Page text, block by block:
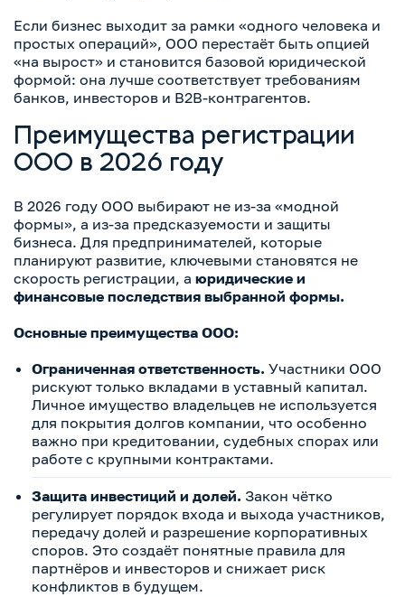
Если бизнес выходит за рамки «одного человека и
простых операций», ООО перестаёт быть опцией
«на вырост» и становится базовой юридической
формой: она лучше соответствует требованиям
банков, инвесторов и B2B-контрагентов.
Преимущества регистрации
ООО в 2026 году
В 2026 году ООО выбирают не из-за «модной
формы», а из-за предсказуемости и защиты
бизнеса. Для предпринимателей, которые
планируют развитие, ключевыми становятся не
скорость регистрации, а юридические и
финансовые последствия выбранной формы.
Основные преимущества ООО:
Ограниченная ответственность. Участники ООО
рискуют только вкладами в уставный капитал.
Личное имущество владельцев не используется
для покрытия долгов компании, что особенно
важно при кредитовании, судебных спорах или
работе с крупными контрактами.
Защита инвестиций и долей. Закон чётко
регулирует порядок входа и выхода участников,
передачу долей и разрешение корпоративных
споров. Это создаёт понятные правила для
партнёров и инвесторов и снижает риск
конфликтов в будущем.